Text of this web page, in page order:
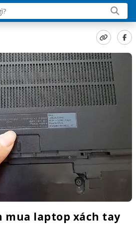
mua laptop xách tay